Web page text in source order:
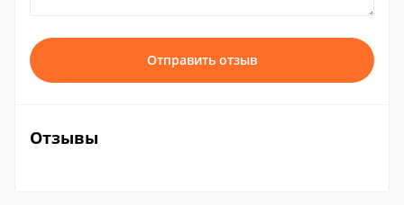
Отправить отзыв
Отзывы